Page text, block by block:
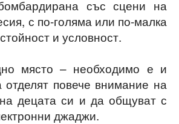
със сцени на
с по-голяма или по-малка
и условност.
място – необходимо е и
отделят повече внимание на
на децата си и да общуват с
джаджи.